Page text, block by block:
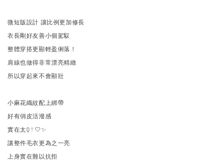
微短版設計 讓比例更加修長
衣長剛好友善小個駕馭
整體穿搭更顯輕盈俐落！
肩線也做得非常漂亮精緻
所以穿起來不會顯壯
小麻花織紋配上綁帶
好有俏皮活潑感
實在太Q ! 🤍✨
讓整件毛衣更為之一亮
上身實在難以抗拒